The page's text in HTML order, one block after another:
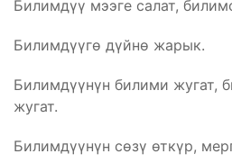
Билимдүү мээге салат,
Билимдүүгө дүйнө жарык.
Билимдүүнүн билими жугат,
жугат.
Билимдүүнүн сөзү өткүр,